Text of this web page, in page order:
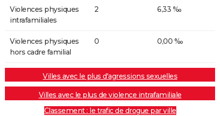
Violences physiques
intrafamiliales
2 6,33 ‰
Violences physiques
hors cadre familial
0 0,00 ‰
Villes avec le plus d'agressions sexuelles
Villes avec le plus de violence intrafamiliale
Classement : le trafic de drogue par ville